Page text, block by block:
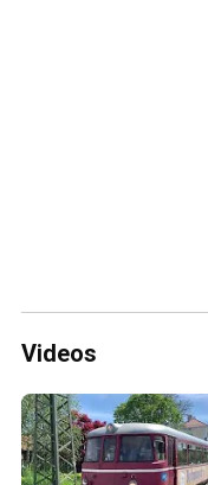
Videos